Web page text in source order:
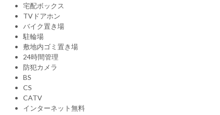
宅配ボックス
TVドアホン
バイク置き場
駐輪場
敷地内ゴミ置き場
24時間管理
防犯カメラ
BS
CS
CATV
インターネット無料